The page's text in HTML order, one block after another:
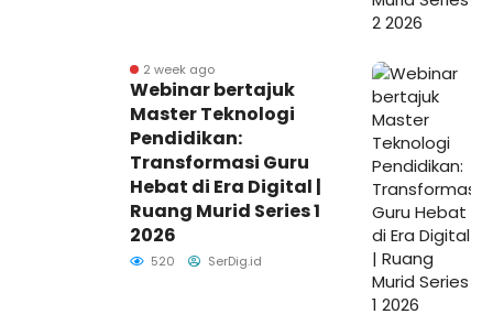
2 week ago
Webinar bertajuk
Master Teknologi
Pendidikan:
Transformasi Guru
Hebat di Era Digital |
Ruang Murid Series 1
2026
520 SerDig.id